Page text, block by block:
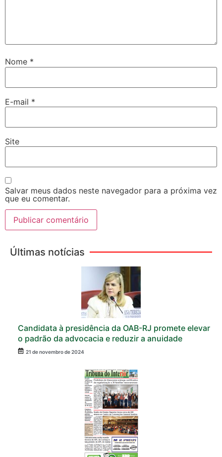
Nome *
E-mail *
Site
Salvar meus dados neste navegador para a próxima vez
que eu comentar.
Últimas notícias
Candidata à presidência da OAB-RJ promete elevar
o padrão da advocacia e reduzir a anuidade
21 de novembro de 2024